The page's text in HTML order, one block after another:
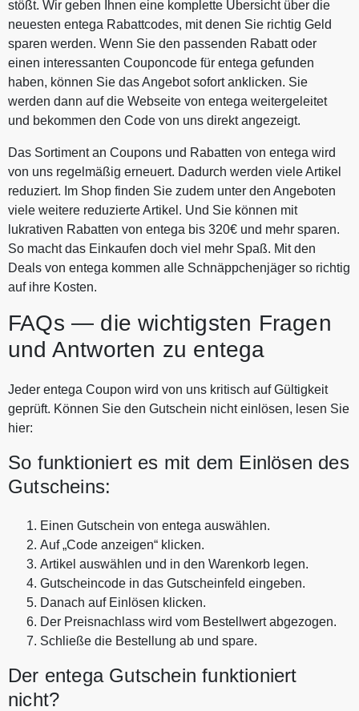
stößt. Wir geben Ihnen eine komplette Übersicht über die
neuesten entega Rabattcodes, mit denen Sie richtig Geld
sparen werden. Wenn Sie den passenden Rabatt oder
einen interessanten Couponcode für entega gefunden
haben, können Sie das Angebot sofort anklicken. Sie
werden dann auf die Webseite von entega weitergeleitet
und bekommen den Code von uns direkt angezeigt.
Das Sortiment an Coupons und Rabatten von entega wird
von uns regelmäßig erneuert. Dadurch werden viele Artikel
reduziert. Im Shop finden Sie zudem unter den Angeboten
viele weitere reduzierte Artikel. Und Sie können mit
lukrativen Rabatten von entega bis 320€ und mehr sparen.
So macht das Einkaufen doch viel mehr Spaß. Mit den
Deals von entega kommen alle Schnäppchenjäger so richtig
auf ihre Kosten.
FAQs — die wichtigsten Fragen
und Antworten zu entega
Jeder entega Coupon wird von uns kritisch auf Gültigkeit
geprüft. Können Sie den Gutschein nicht einlösen, lesen Sie
hier:
So funktioniert es mit dem Einlösen des
Gutscheins:
Einen Gutschein von entega auswählen.
Auf „Code anzeigen“ klicken.
Artikel auswählen und in den Warenkorb legen.
Gutscheincode in das Gutscheinfeld eingeben.
Danach auf Einlösen klicken.
Der Preisnachlass wird vom Bestellwert abgezogen.
Schließe die Bestellung ab und spare.
Der entega Gutschein funktioniert
nicht?